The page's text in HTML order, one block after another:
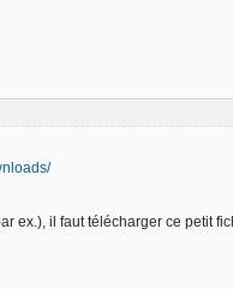
ex.), il faut télécharger ce petit